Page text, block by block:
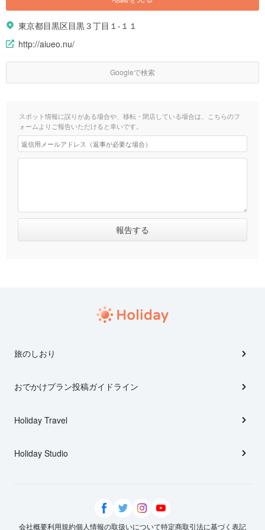
東京都目黒区目黒３丁目１-１１
http://aiueo.nu/
Googleで検索
スポット情報に誤りがある場合や、移転・閉店している場合は、こちらのフ
ォームよりご報告いただけると幸いです。
旅のしおり
おでかけプラン投稿ガイドライン
Holiday Travel
Holiday Studio
会社概要利用規約個人情報の取扱いについて特定商取引法に基づく表記